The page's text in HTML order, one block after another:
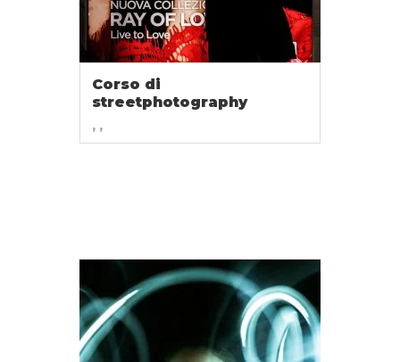
Corso di
streetphotography
, ,